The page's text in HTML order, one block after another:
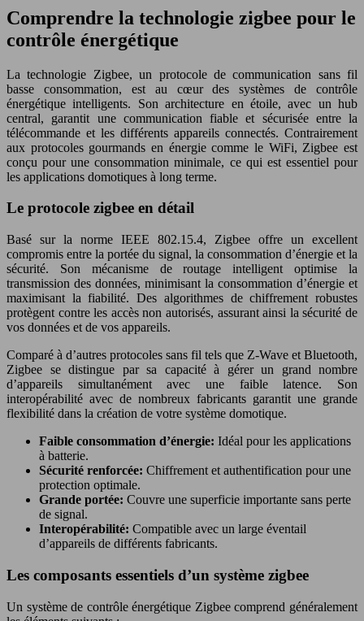
Comprendre la technologie zigbee pour le
contrôle énergétique
La technologie Zigbee, un protocole de communication sans fil
basse consommation, est au cœur des systèmes de contrôle
énergétique intelligents. Son architecture en étoile, avec un hub
central, garantit une communication fiable et sécurisée entre la
télécommande et les différents appareils connectés. Contrairement
aux protocoles gourmands en énergie comme le WiFi, Zigbee est
conçu pour une consommation minimale, ce qui est essentiel pour
les applications domotiques à long terme.
Le protocole zigbee en détail
Basé sur la norme IEEE 802.15.4, Zigbee offre un excellent
compromis entre la portée du signal, la consommation d’énergie et la
sécurité. Son mécanisme de routage intelligent optimise la
transmission des données, minimisant la consommation d’énergie et
maximisant la fiabilité. Des algorithmes de chiffrement robustes
protègent contre les accès non autorisés, assurant ainsi la sécurité de
vos données et de vos appareils.
Comparé à d’autres protocoles sans fil tels que Z-Wave et Bluetooth,
Zigbee se distingue par sa capacité à gérer un grand nombre
d’appareils simultanément avec une faible latence. Son
interopérabilité avec de nombreux fabricants garantit une grande
flexibilité dans la création de votre système domotique.
Faible consommation d’énergie: Idéal pour les applications
à batterie.
Sécurité renforcée: Chiffrement et authentification pour une
protection optimale.
Grande portée: Couvre une superficie importante sans perte
de signal.
Interopérabilité: Compatible avec un large éventail
d’appareils de différents fabricants.
Les composants essentiels d’un système zigbee
Un système de contrôle énergétique Zigbee comprend généralement